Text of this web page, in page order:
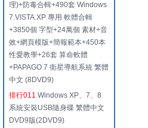
理)+防毒合輯+490套 Windows
7.VISTA.XP 專用 軟體合輯
+3850個 字型+24萬個 素材+音
效+網頁模版+簡報範本+450本
性愛教學+26套 算命軟體
+PAPAGO 7 衛星導航系統 繁體
中文 (8DVD9)
排行011 Windows XP、7、8
系統安裝USB隨身碟 繁體中文
DVD9版(2DVD9)